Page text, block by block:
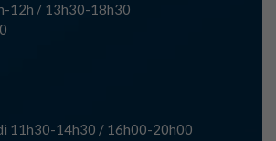
12h / 13h30-18h30
11h30-14h30 / 16h00-20h00